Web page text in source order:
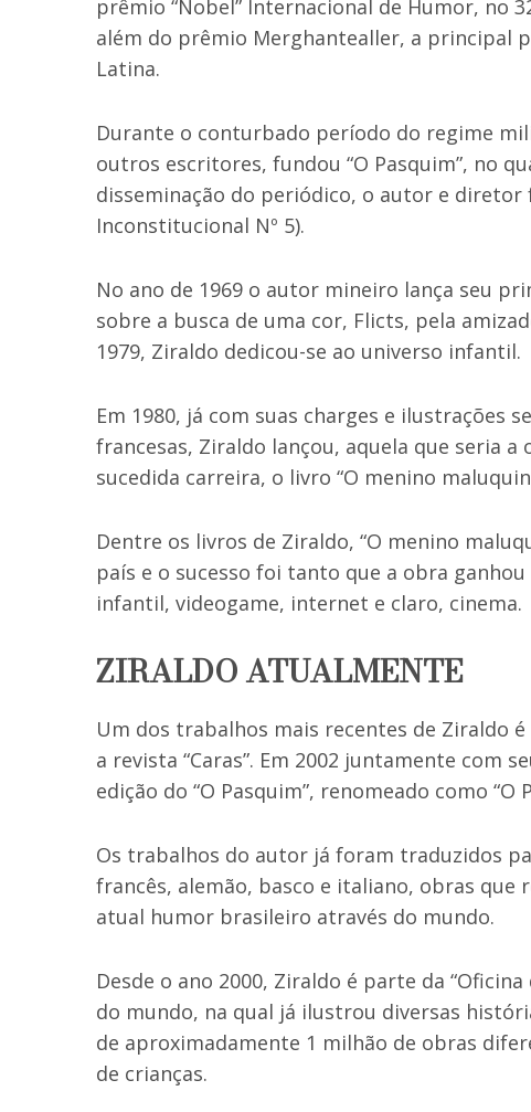
prêmio “Nobel” Internacional de Humor, no
além do prêmio Merghantealler, a principal
Latina.
Durante o conturbado período do regime
outros escritores, fundou “O Pasquim”, no
disseminação do periódico, o autor e
Inconstitucional Nº 5).
No ano de 1969 o autor mineiro lança seu
sobre a busca de uma cor, Flicts, pela
1979, Ziraldo dedicou-se ao universo infantil.
Em 1980, já com suas charges e ilustrações
francesas, Ziraldo lançou, aquela que seria
sucedida carreira, o livro “O menino
Dentre os livros de Ziraldo, “O menino
país e o sucesso foi tanto que a obra
infantil, videogame, internet e claro, cinema.
ZIRALDO ATUALMENTE
Um dos trabalhos mais recentes de Ziraldo é
a revista “Caras”. Em 2002 juntamente com
edição do “O Pasquim”, renomeado como “O
Os trabalhos do autor já foram traduzidos
francês, alemão, basco e italiano, obras
atual humor brasileiro através do mundo.
Desde o ano 2000, Ziraldo é parte da
do mundo, na qual já ilustrou diversas
de aproximadamente 1 milhão de obras
de crianças.